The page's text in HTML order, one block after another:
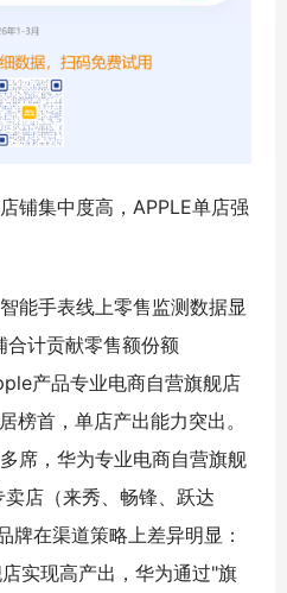
铺集中度高，APPLE单店强
能手表线上零售监测数据显
合计贡献零售额份额
产品专业电商自营旗舰店
榜首，单店产出能力突出。
席，华为专业电商自营旗舰
店（来秀、畅锋、跃达
牌在渠道策略上差异明显：
实现高产出，华为通过"旗